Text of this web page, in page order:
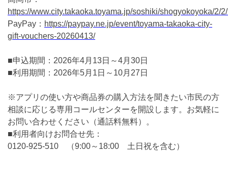
https://www.city.takaoka.toyama.jp/soshiki/shogyokoyoka/2/
PayPay： https://paypay.ne.jp/event/toyama-takaoka-city-
gift-vouchers-20260413/
■申込期間：2026年4月13日～4月30日
■利用期間：2026年5月1日～10月27日
※アプリの使い方や商品券の購入方法を聞きたい市民の方
相談に応じる専用コールセンターを開設します。お気軽に
お問い合わせください（通話料無料）。
■利用者向けお問合せ先：
0120-925-510 （9:00～18:00 土日祝を含む）